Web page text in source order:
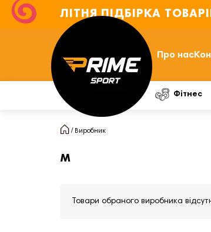
ЛІТНЯ ПІДБІРКА
Про нас
Фітнес
Виробник
м
Товари обраного виробника